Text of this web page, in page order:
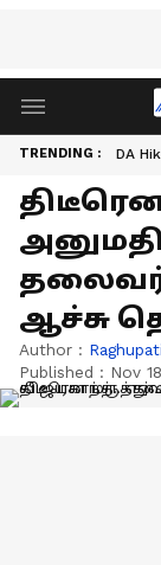
TRENDING : DA
ஆச்சு
Author :
Published : Nov